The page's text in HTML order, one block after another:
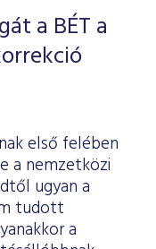
a BÉT a
első felében
a nemzetközi
ugyan a
tudott
a